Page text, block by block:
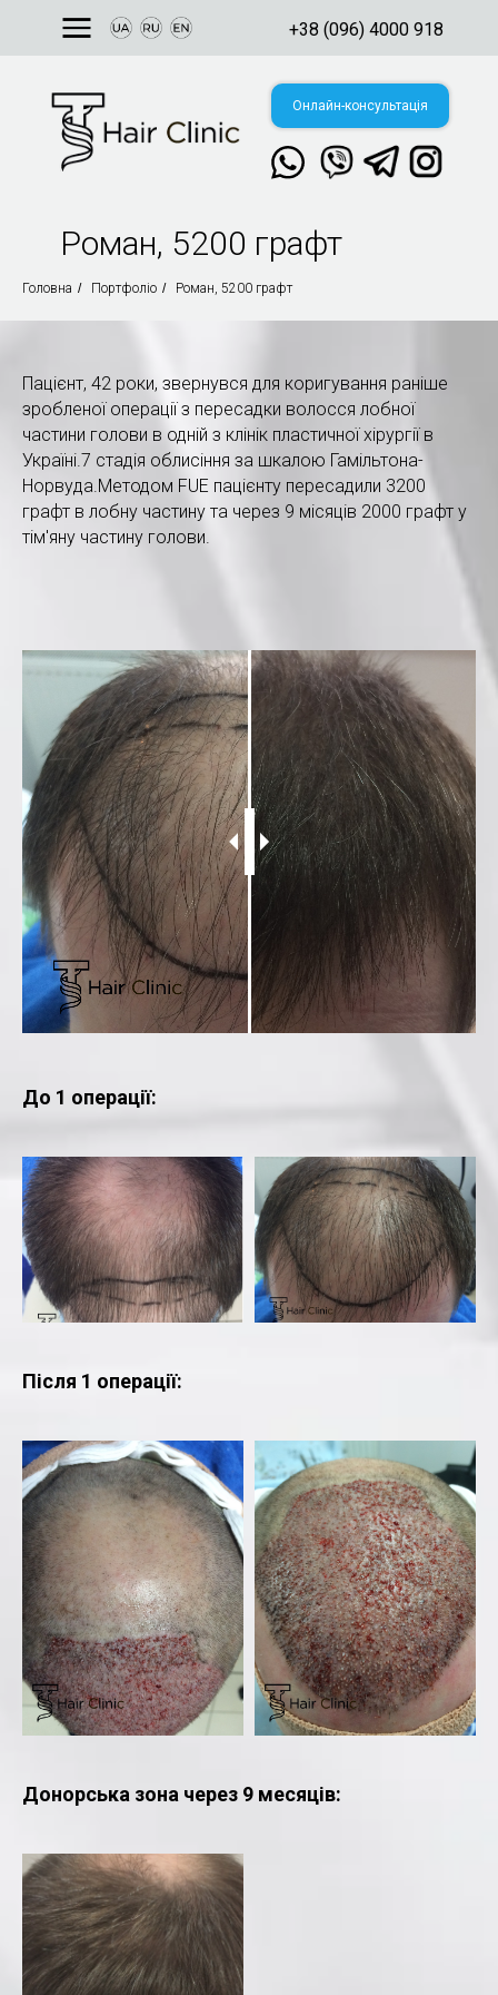
+38 (096) 4000 918
Онлайн-консультація
Роман, 5200 графт
Головна / Портфоліо / Роман, 5200 графт
Пацієнт, 42 роки, звернувся для коригування раніше
зробленої операції з пересадки волосся лобної
частини голови в одній з клінік пластичної хірургії в
Україні.7 стадія облисіння за шкалою Гамільтона-
Норвуда.Методом FUE пацієнту пересадили 3200
графт в лобну частину та через 9 місяців 2000 графт у
тім'яну частину голови.
До 1 операції:
Після 1 операції:
Донорська зона через 9 месяців: